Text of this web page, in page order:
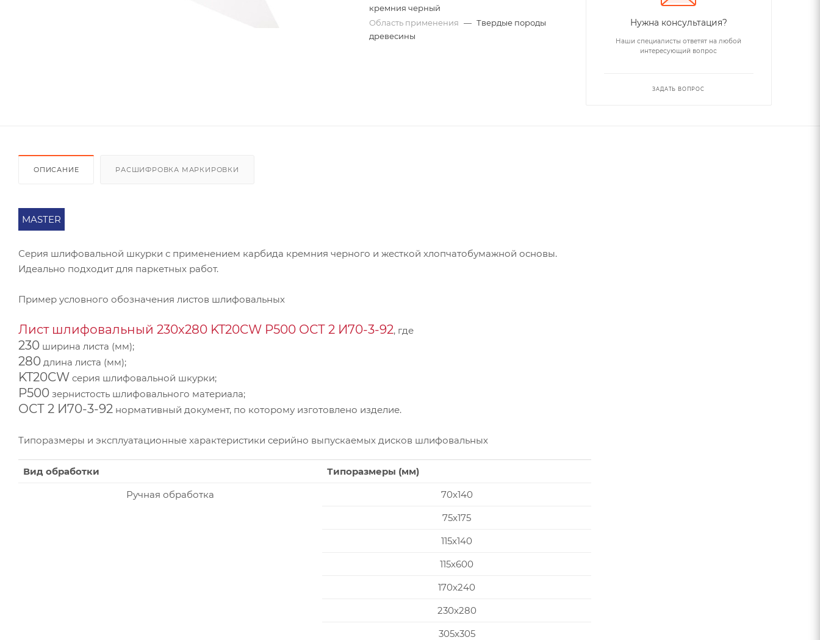
кремния черный
Область применения — Твердые породы
древесины
Нужна консультация?
Наши специалисты ответят на любой
интересующий вопрос
ЗАДАТЬ ВОПРОС
ОПИСАНИЕ РАСШИФРОВКА МАРКИРОВКИ
MASTER
Серия шлифовальной шкурки с применением карбида кремния черного и жесткой хлопчатобумажной основы.
Идеально подходит для паркетных работ.
Пример условного обозначения листов шлифовальных
Лист шлифовальный 230х280 KT20CW P500 ОСТ 2 И70-3-92, где
230 ширина листа (мм);
280 длина листа (мм);
KT20CW серия шлифовальной шкурки;
P500 зернистость шлифовального материала;
ОСТ 2 И70-3-92 нормативный документ, по которому изготовлено изделие.
Типоразмеры и эксплуатационные характеристики серийно выпускаемых дисков шлифовальных
Вид обработки
Типоразмеры (мм)
Ручная обработка
70x140
75x175
115x140
115x600
170x240
230x280
305x305